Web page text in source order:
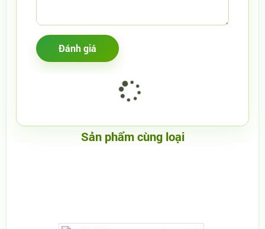
Sản phẩm cùng loại